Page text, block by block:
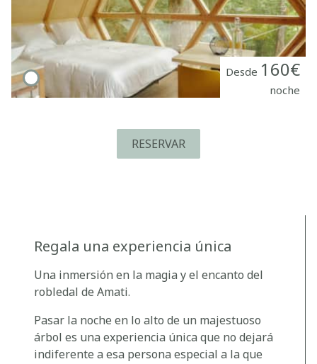
Desde 160€
noche
RESERVAR
Regala una experiencia única
Una inmersión en la magia y el encanto del
robledal de Amati.
Pasar la noche en lo alto de un majestuoso
árbol es una experiencia única que no dejará
indiferente a esa persona especial a la que